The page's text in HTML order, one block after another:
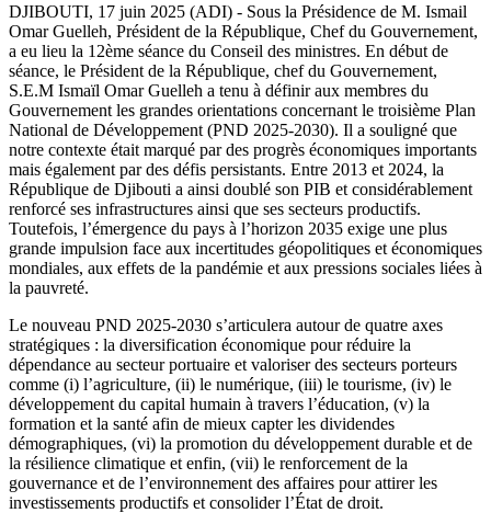
DJIBOUTI, 17 juin 2025 (ADI) - Sous la Présidence de M. Ismail
Omar Guelleh, Président de la République, Chef du Gouvernement,
a eu lieu la 12ème séance du Conseil des ministres. En début de
séance, le Président de la République, chef du Gouvernement,
S.E.M Ismaïl Omar Guelleh a tenu à définir aux membres du
Gouvernement les grandes orientations concernant le troisième Plan
National de Développement (PND 2025-2030). Il a souligné que
notre contexte était marqué par des progrès économiques importants
mais également par des défis persistants. Entre 2013 et 2024, la
République de Djibouti a ainsi doublé son PIB et considérablement
renforcé ses infrastructures ainsi que ses secteurs productifs.
Toutefois, l’émergence du pays à l’horizon 2035 exige une plus
grande impulsion face aux incertitudes géopolitiques et économiques
mondiales, aux effets de la pandémie et aux pressions sociales liées à
la pauvreté.
Le nouveau PND 2025-2030 s’articulera autour de quatre axes
stratégiques : la diversification économique pour réduire la
dépendance au secteur portuaire et valoriser des secteurs porteurs
comme (i) l’agriculture, (ii) le numérique, (iii) le tourisme, (iv) le
développement du capital humain à travers l’éducation, (v) la
formation et la santé afin de mieux capter les dividendes
démographiques, (vi) la promotion du développement durable et de
la résilience climatique et enfin, (vii) le renforcement de la
gouvernance et de l’environnement des affaires pour attirer les
investissements productifs et consolider l’État de droit.